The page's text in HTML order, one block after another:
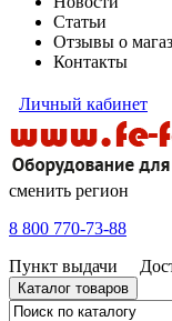
Статьи
Отзывы о
Контакты
Личный кабинет
сменить регион
8 800 770-73-88
Пункт выдачи
Каталог товаров